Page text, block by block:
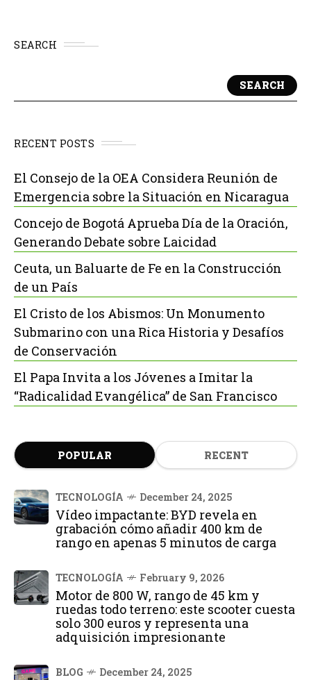
SEARCH
SEARCH
RECENT POSTS
El Consejo de la OEA Considera Reunión de
Emergencia sobre la Situación en Nicaragua
Concejo de Bogotá Aprueba Día de la Oración,
Generando Debate sobre Laicidad
Ceuta, un Baluarte de Fe en la Construcción
de un País
El Cristo de los Abismos: Un Monumento
Submarino con una Rica Historia y Desafíos
de Conservación
El Papa Invita a los Jóvenes a Imitar la
“Radicalidad Evangélica” de San Francisco
POPULAR RECENT
TECNOLOGÍA December 24, 2025
Vídeo impactante: BYD revela en
grabación cómo añadir 400 km de
rango en apenas 5 minutos de carga
TECNOLOGÍA February 9, 2026
Motor de 800 W, rango de 45 km y
ruedas todo terreno: este scooter cuesta
solo 300 euros y representa una
adquisición impresionante
BLOG December 24, 2025